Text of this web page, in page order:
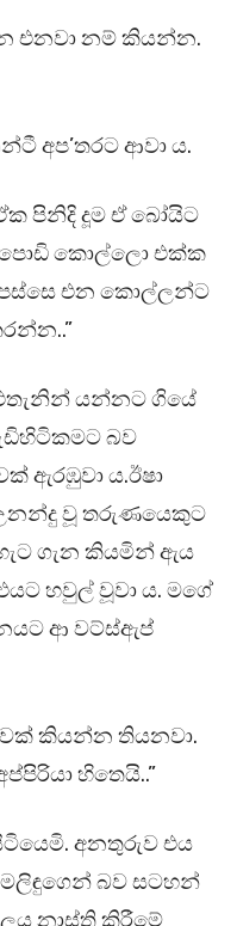
එනවා නම් කියන්න.
අප’තරට ආවා ය.
පිනිදි දූම ඒ බෝයිට
කොල්ලො එක්ක
එන කොල්ලන්ට
යන්නට ගියේ
බව
ඇරඹුවා ය.ඊෂා
වූ තරුණයෙකුට
ගැන කියමින් ඇය
හවුල් වූවා ය. මගේ
ආ වට්ස්ඇප්
කියන්න තියනවා.
හිතෙයි..”
අනතුරුව එය
බව සටහන්
නාස්ති කිරීමේ